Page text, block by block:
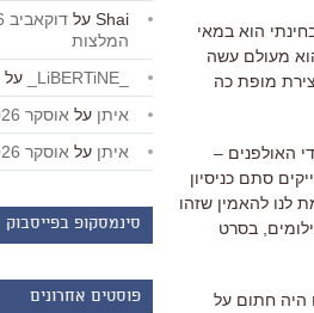
הוא במאי
מעולם עשה
מופת כה
האולפנים –
סתם כניסיון
לנו להאמין שזהו
בסרט
היה חתום על
Shai על
המלצות
על
איתן על אוסקר 2026: כל הזוכים
איתן על אוסקר 2026: כל הזוכים
סינמסקופ בפייסבוק
פוסטים אחרונים